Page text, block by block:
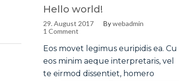
Hello world!
29. August 2017 Bywebadmin
1 Comment
Eos movet legimus euripidis ea. Cu
eos minim aeque interpretaris, vel
te eirmod dissentiet, homero